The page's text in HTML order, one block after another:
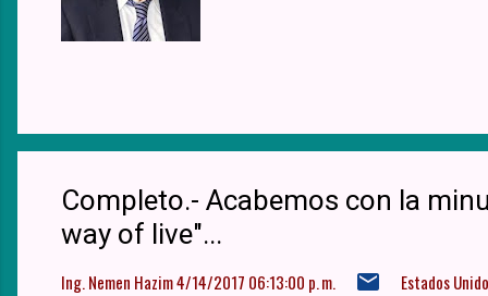
Completo.- Acabemos con la
way of live"...
Ing. Nemen Hazim4/14/2017 06:13:00 p. m. Estados